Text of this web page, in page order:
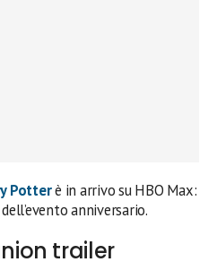
Potterè in arrivo su HBO Max:
anniversario.
trailer